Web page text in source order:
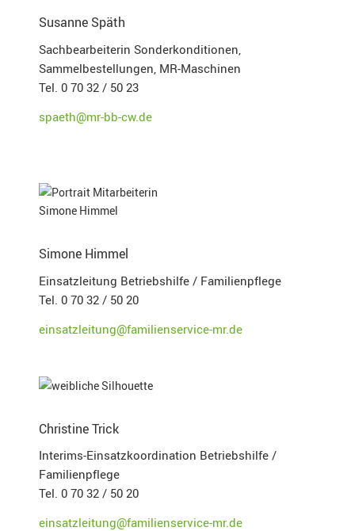
Susanne Späth
Sachbearbeiterin Sonderkonditionen,
Sammelbestellungen, MR-Maschinen
Tel. 0 70 32 / 50 23
spaeth@mr-bb-cw.de
Simone Himmel
Einsatzleitung Betriebshilfe / Familienpflege
Tel. 0 70 32 / 50 20
einsatzleitung@familienservice-mr.de
Christine Trick
Interims-Einsatzkoordination Betriebshilfe /
Familienpflege
Tel. 0 70 32 / 50 20
einsatzleitung@familienservice-mr.de